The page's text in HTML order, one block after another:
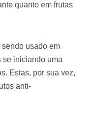
quanto em frutas
sendo usado em
se iniciando uma
Estas, por sua vez,
anti-